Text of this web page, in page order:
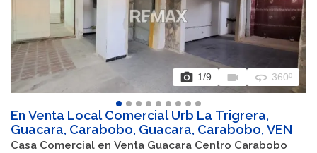
photo_camera 1/9 videocam 360 360º
En Venta Local Comercial Urb La Trigrera,
Guacara, Carabobo, Guacara, Carabobo, VEN
Casa Comercial en Venta Guacara Centro Carabobo